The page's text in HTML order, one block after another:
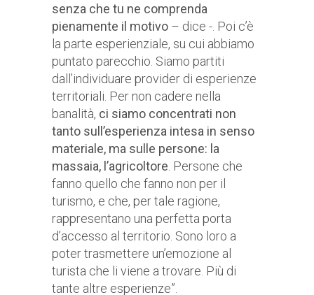
senza che tu ne comprenda
pienamente il motivo – dice -. Poi c’è
la parte esperienziale, su cui abbiamo
puntato parecchio. Siamo partiti
dall’individuare provider di esperienze
territoriali. Per non cadere nella
banalità, ci siamo concentrati non
tanto sull’esperienza intesa in senso
materiale, ma sulle persone: la
massaia, l’agricoltore . Persone che
fanno quello che fanno non per il
turismo, e che, per tale ragione,
rappresentano una perfetta porta
d’accesso al territorio. Sono loro a
poter trasmettere un’emozione al
turista che li viene a trovare. Più di
tante altre esperienze”.